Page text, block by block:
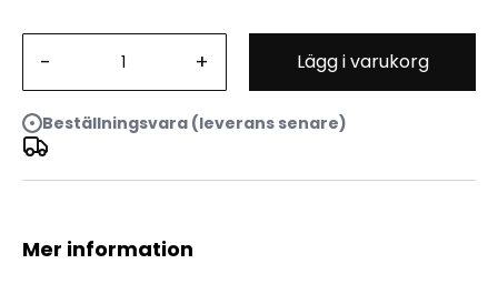
- + Lägg i varukorg
Beställningsvara (leverans senare)
Mer information